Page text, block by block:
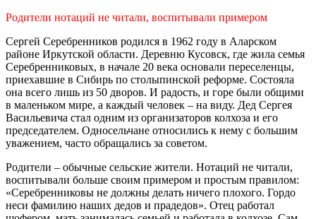
Родители нотаций не читали, воспитывали примером
Сергей Серебренников родился в 1962 году в Аларском
районе Иркутской области. Деревню Кусовск, где жила семья
Серебренниковых, в начале 20 века основали переселенцы,
приехавшие в Сибирь по столыпинской реформе. Состояла
она всего лишь из 50 дворов. И радость, и горе были общими
в маленьком мире, а каждый человек – на виду. Дед Сергея
Васильевича стал одним из организаторов колхоза и его
председателем. Односельчане относились к нему с большим
уважением, часто обращались за советом.
Родители – обычные сельские жители. Нотаций не читали,
воспитывали больше своим примером и простым правилом:
«Серебренниковы не должны делать ничего плохого. Гордо
неси фамилию наших дедов и прадедов». Отец работал